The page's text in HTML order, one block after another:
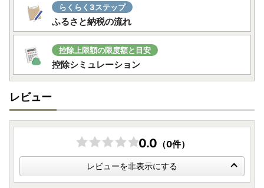
らくらく3ステップ
ふるさと納税の流れ
控除上限額の限度額と目安
控除シミュレーション
レビュー
0.0 （0件）
レビューを非表示にする